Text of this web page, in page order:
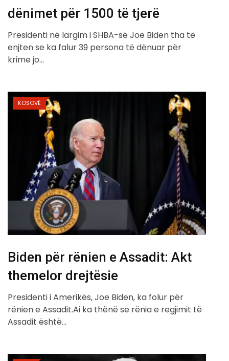
dënimet për 1500 të tjerë
Presidenti në largim i SHBA-së Joe Biden tha të
enjten se ka falur 39 persona të dënuar për
krime jo…
KOSOVË
Biden për rënien e Assadit: Akt
themelor drejtësie
Presidenti i Amerikës, Joe Biden, ka folur për
rënien e Assadit.Ai ka thënë se rënia e regjimit të
Assadit është…